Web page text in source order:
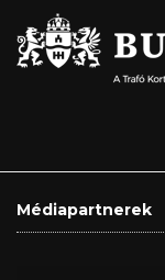
Médiapartnerek